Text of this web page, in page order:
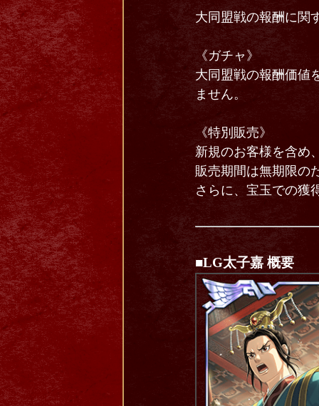
大同盟戦の報酬に関
《ガチャ》
大同盟戦の報酬価値
ません。
《特別販売》
新規のお客様を含め
販売期間は無期限の
さらに、宝玉での獲
■LG太子嘉 概要